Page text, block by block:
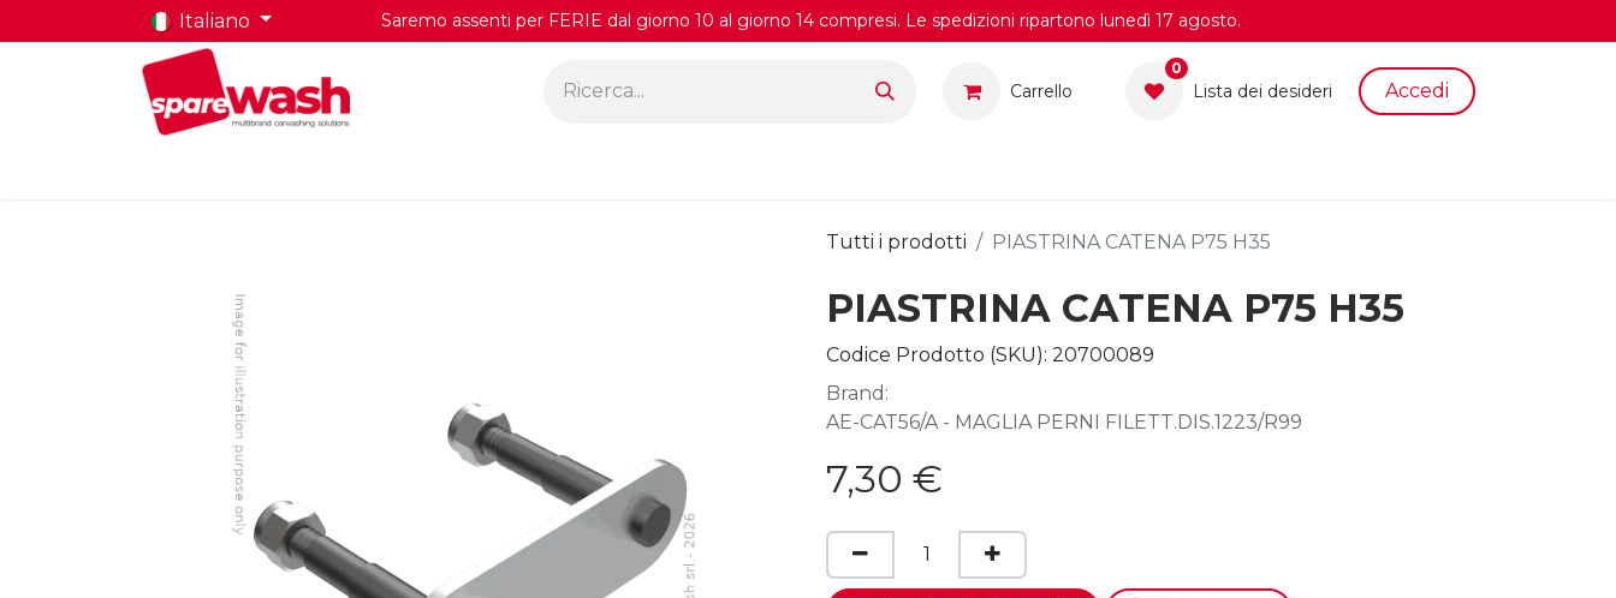
Italiano Saremo assenti per FERIE dal giorno 10 al giorno 14 compresi. Le spedizioni ripartono lunedì 17 agosto.
Carrello
0
Lista dei desid​eri Accedi
Tutti i prodotti PIASTRINA CATENA P75 H35
PIASTRINA CATENA P75 H35
Codice Prodotto (SKU): 20700089
Brand:
AE-CAT56/A - MAGLIA PERNI FILETT.DIS.1223/R99
7,30 €